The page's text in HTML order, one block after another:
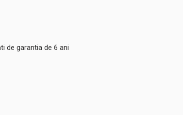
de garantia de 6 ani